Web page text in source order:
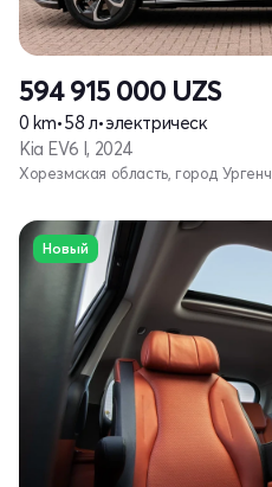
594 915 000 UZS
0 km•58 л•электрическ
Kia EV6 I, 2024
Хорезмская область, город Ургенч
Новый